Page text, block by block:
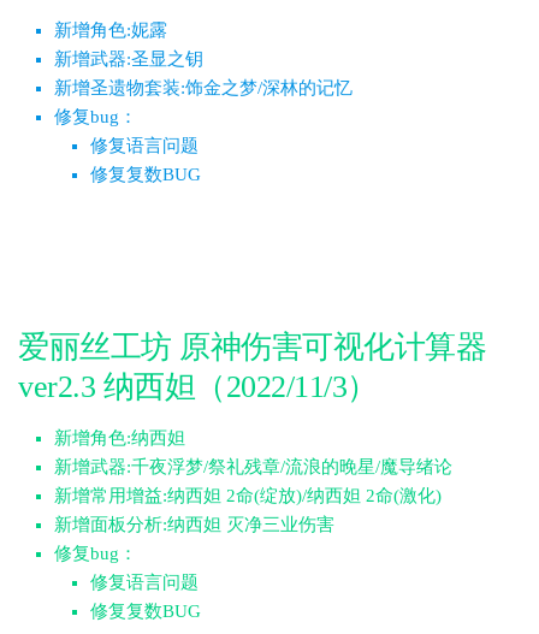
新增角色:妮露
新增武器:圣显之钥
新增圣遗物套装:饰金之梦/深林的记忆
修复bug：
修复语言问题
修复复数BUG
爱丽丝工坊 原神伤害可视化计算器
ver2.3 纳西妲（2022/11/3）
新增角色:纳西妲
新增武器:千夜浮梦/祭礼残章/流浪的晚星/魔导绪论
新增常用增益:纳西妲 2命(绽放)/纳西妲 2命(激化)
新增面板分析:纳西妲 灭净三业伤害
修复bug：
修复语言问题
修复复数BUG